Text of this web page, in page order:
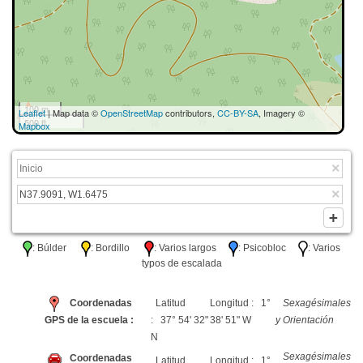
100 m
500 ft
Leaflet| Map data ©OpenStreetMapcontributors, CC-BY-SA, Imagery ©
Mapbox
: Búlder : Bordillo : Varios largos : Psicobloc
: Varios
typos de escalada
Coordenadas
GPS de la escuela :
Latitud
: 37° 54' 32"
N
Longitud : 1°
38' 51" W
Sexagésimales
y Orientación
Coordenadas Latitud Longitud : 1° Sexagésimales